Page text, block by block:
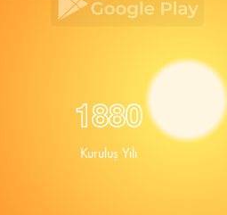
1880
Kuruluş Yılı